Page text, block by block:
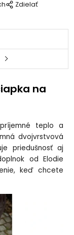
Zdielať
na
teplo a
dvojvrstvová
priedušnosť aj
od Elodie
keď chcete